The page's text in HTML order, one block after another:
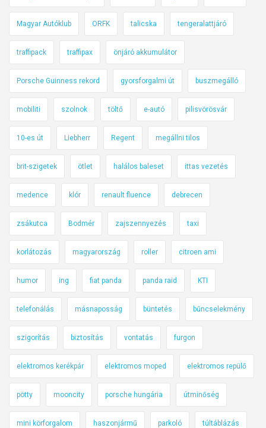
Magyar Autóklub ORFK talicska tengeralattjáró
traffipack traffipax önjáró akkumulátor
Porsche Guinness rekord gyorsforgalmi út buszmegálló
mobiliti szolnok töltő e-autó pilisvörösvár
10-es út Liebherr Regent megállni tilos
brit-szigetek ötlet halálos baleset ittas vezetés
medence klór renault fluence debrecen
zsákutca Bodmér zajszennyezés taxi
korlátozás magyarország roller citroen ami
humor ing fiat panda panda raid KTI
telefonálás másnaposság büntetés bűncselekmény
szigorítás biztosítás vontatás furgon
elektromos kerékpár elektromos moped elektromos repülő
pötty mooncity porsche hungária útminőség
mini körforgalom haszonjármű parkoló túltáblázás